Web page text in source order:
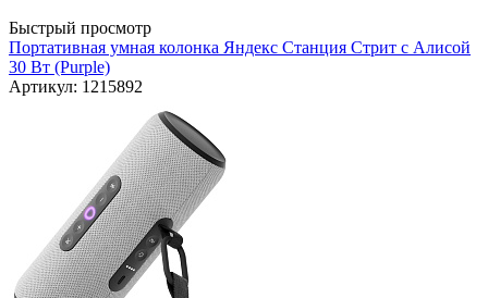
Быстрый просмотр
Портативная умная колонка Яндекс Станция Стрит с Алисой
30 Вт (Purple)
Артикул: 1215892